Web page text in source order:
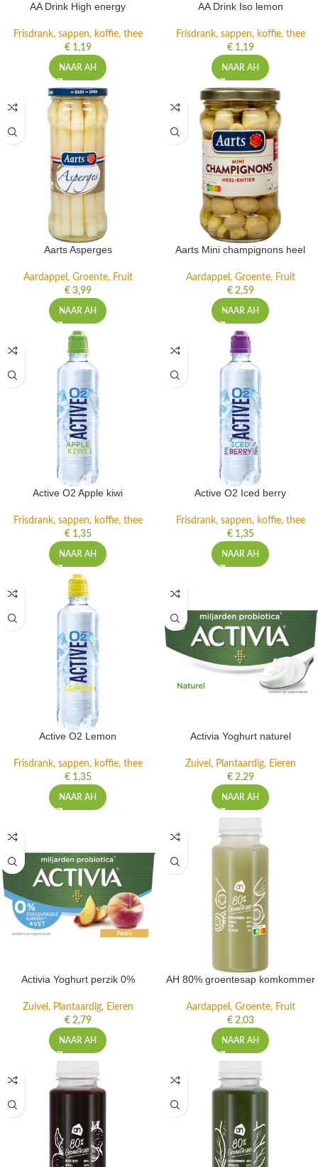
AA Drink High energy
Frisdrank, sappen, koffie, thee
€1,19
NAAR AH
AA Drink Iso lemon
Frisdrank, sappen, koffie, thee
€1,19
NAAR AH
Aarts Asperges
Aardappel, Groente, Fruit
€3,99
NAAR AH
Aarts Mini champignons heel
Aardappel, Groente, Fruit
€2,59
NAAR AH
Active O2 Apple kiwi
Frisdrank, sappen, koffie, thee
€1,35
NAAR AH
Active O2 Iced berry
Frisdrank, sappen, koffie, thee
€1,35
NAAR AH
Active O2 Lemon
Frisdrank, sappen, koffie, thee
€1,35
NAAR AH
Activia Yoghurt naturel
Zuivel, Plantaardig, Eieren
€2,29
NAAR AH
Activia Yoghurt perzik 0%
Zuivel, Plantaardig, Eieren
€2,79
NAAR AH
AH 80% groentesap komkommer
Aardappel, Groente, Fruit
€2,03
NAAR AH